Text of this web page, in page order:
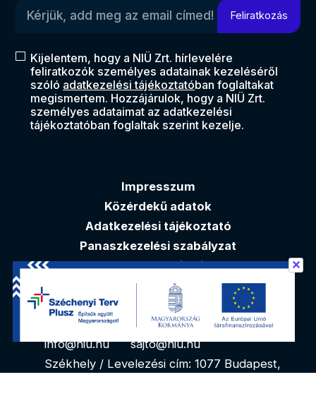
Feliratkozás
Kijelentem, hogy a NIÜ Zrt. hírlevelére
feliratkozók személyes adatainak kezeléséről
szóló adatkezelési tájékoztatóban foglaltakat
megismertem. Hozzájárulok, hogy a NIÜ Zrt.
személyes adataimat az adatkezelési
tájékoztatóban foglaltak szerint kezelje.
Impresszum
Közérdekű adatok
Adatkezelési tájékoztató
Panaszkezelési szabályzat
Akadálymentesítési nyilatkozat
Elérhetőségek
info@niu.hu
sajto@niu.hu
Székhely / Levelezési cím: 1077 Budapest,
✕